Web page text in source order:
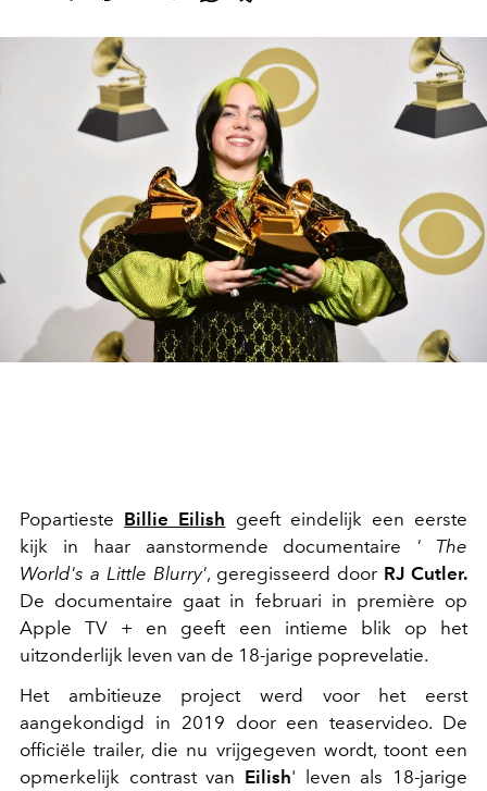
Popartieste Billie Eilish geeft eindelijk een eerste
kijk in haar aanstormende documentaire ' The
World's a Little Blurry', geregisseerd door RJ Cutler.
De documentaire gaat in februari in première op
Apple TV + en geeft een intieme blik op het
uitzonderlijk leven van de 18-jarige poprevelatie.
Het ambitieuze project werd voor het eerst
aangekondigd in 2019 door een teaservideo. De
officiële trailer, die nu vrijgegeven wordt, toont een
opmerkelijk contrast van Eilish' leven als 18-jarige